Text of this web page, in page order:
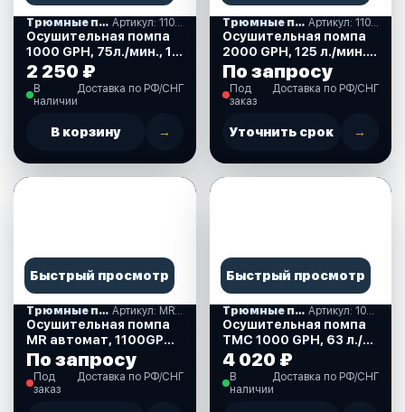
Трюмные помпы Артикул: 110001
Осушительная помпа
1000 GPH, 75л./мин., 12
В. (110001)
2 250 ₽
В
наличии
Доставка по РФ/СНГ
В корзину →
Трюмные помпы Артикул: 110026
Осушительная помпа
2000 GPH, 125 л./мин.,
12 В. (110026)
По запросу
Под
заказ
Доставка по РФ/СНГ
Уточнить срок →
Быстрый просмотр
Трюмные помпы Артикул: MR811-1100
Осушительная помпа
MR автомат, 1100GPH
(70 л.м.), 12 В (MR811-
1100)
По запросу
Под
заказ
Доставка по РФ/СНГ
Быстрый просмотр
Трюмные помпы Артикул: 1005512
Осушительная помпа
TMC 1000 GPH, 63 л./
мин., 12 В. (1005512)
4 020 ₽
В
наличии
Доставка по РФ/СНГ